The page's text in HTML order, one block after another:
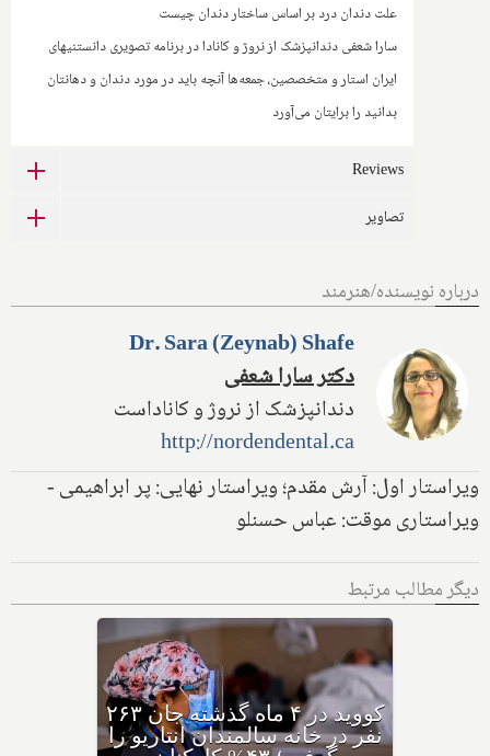
علت دندان درد بر اساس ساختار دندان چیست
سارا شعفی دندانپزشک از نروژ و کانادا در برنامه تصویری دانستنیهای
ایران استار و متخصصین، جمعه‌ها آنچه باید در مورد دندان و دهانتان
بدانید را برایتان می‌آورد
Reviews
تصاویر
درباره نویسنده/هنرمند
Dr. Sara (Zeynab) Shafe
دکتر سارا شعفی
دندانپزشک از نروژ و کاناداست
http://nordendental.ca
ویراستار اول: آرش مقدم؛ ویراستار نهایی: پر ابراهیمی -
ویراستاری موقت: عباس حسنلو
دیگر مطالب مرتبط
کووید در ۴ ماه گذشته جان ۲۶۳
نفر در خانه سالمندان انتاریو را